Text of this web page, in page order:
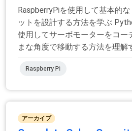
RaspberryPiを使用して基本的
ットを設計する方法を学ぶ
使用してサーボモーターをコー
まな角度で移動する方法を理解
Raspberry Pi
アーカイブ